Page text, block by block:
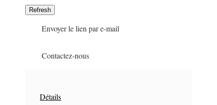
Envoyer le lien par e-mail
Contactez-nous
Détails